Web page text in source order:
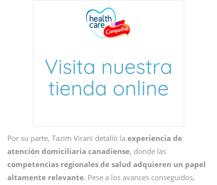
Por su parte, Tazim Virani detalló la experiencia de
atención domiciliaria canadiense, donde las
competencias regionales de salud adquieren un papel
altamente relevante. Pese a los avances conseguidos,